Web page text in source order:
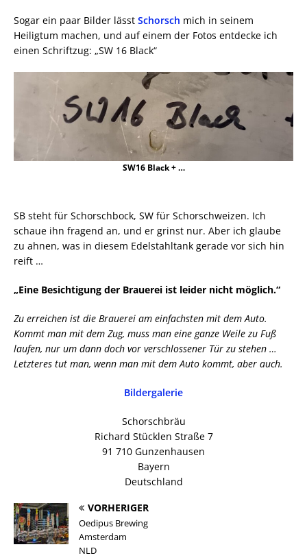
Sogar ein paar Bilder lässt Schorsch mich in seinem
Heiligtum machen, und auf einem der Fotos entdecke ich
einen Schriftzug: „SW 16 Black“
SW16 Black + …
SB steht für Schorschbock, SW für Schorschweizen. Ich
schaue ihn fragend an, und er grinst nur. Aber ich glaube
zu ahnen, was in diesem Edelstahltank gerade vor sich hin
reift …
„Eine Besichtigung der Brauerei ist leider nicht möglich.“
Zu erreichen ist die Brauerei am einfachsten mit dem Auto.
Kommt man mit dem Zug, muss man eine ganze Weile zu Fuß
laufen, nur um dann doch vor verschlossener Tür zu stehen …
Letzteres tut man, wenn man mit dem Auto kommt, aber auch.
Bildergalerie
Schorschbräu
Richard Stücklen Straße 7
91 710 Gunzenhausen
Bayern
Deutschland
VORHERIGER
Oedipus Brewing
Amsterdam
NLD